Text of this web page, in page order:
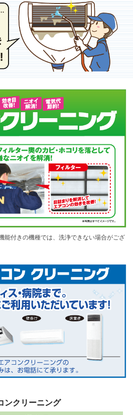
能付きの機種では、洗浄できない場合がござ
ンクリーニング